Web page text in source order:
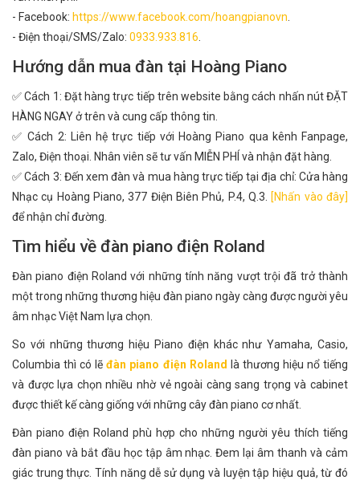
- Facebook: https://www.facebook.com/hoangpianovn
- Điện thoại/SMS/Zalo: 0933.933.816
Hướng dẫn mua đàn tại Hoàng Piano
✅ Cách 1: Đặt hàng trực tiếp trên website bằng cách nhấn nút ĐẶT
HÀNG NGAY ở trên và cung cấp thông tin.
✅ Cách 2: Liên hệ trực tiếp với Hoàng Piano qua kênh Fanpage,
Zalo, Điện thoại. Nhân viên sẽ tư vấn MIỄN PHÍ và nhận đặt hàng.
✅ Cách 3: Đến xem đàn và mua hàng trực tiếp tại địa chỉ: Cửa hàng
Nhạc cụ Hoàng Piano, 377 Điện Biên Phủ, P.4, Q.3.
[Nhấn vào đây]
để nhận chỉ đường.
Tìm hiểu về đàn piano điện Roland
Đàn piano điện Roland với những tính năng vượt trội đã trở thành
một trong những thương hiệu đàn piano ngày càng được người yêu
âm nhạc Việt Nam lựa chọn.
So với những thương hiệu Piano điện khác như Yamaha, Casio,
Columbia thì có lẽđàn piano điện Roland
là thương hiệu nổ tiếng
và được lựa chọn nhiều nhờ vẻ ngoài càng sang trọng và cabinet
được thiết kế càng giống với những cây đàn piano cơ nhất.
Đàn piano điện Roland phù hợp cho những người yêu thích tiếng
đàn piano và bắt đầu học tập âm nhạc. Đem lại âm thanh và cảm
giác trung thực. Tính năng dễ sử dụng và luyện tập hiệu quả, từ đó